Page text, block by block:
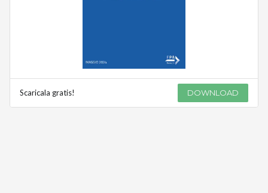
Scaricala gratis! DOWNLOAD